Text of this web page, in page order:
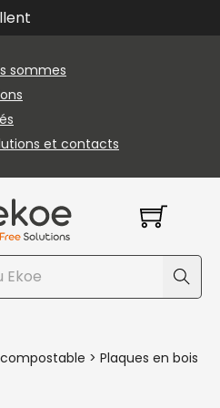
sommes
et contacts
> Plaques en bois